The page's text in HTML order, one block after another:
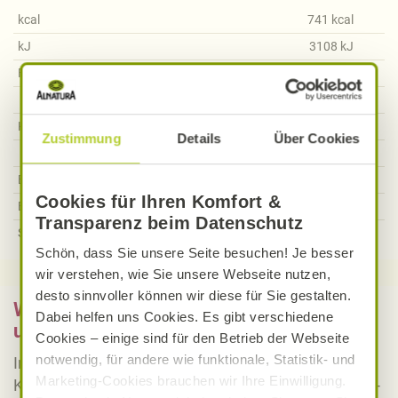
Zustimmung Details Über Cookies
Cookies für Ihren Komfort &
Transparenz beim Datenschutz
Schön, dass Sie unsere Seite besuchen! Je besser
wir verstehen, wie Sie unsere Webseite nutzen,
desto sinnvoller können wir diese für Sie gestalten.
Dabei helfen uns Cookies. Es gibt verschiedene
Cookies – einige sind für den Betrieb der Webseite
notwendig, für andere wie funktionale, Statistik- und
Marketing-Cookies brauchen wir Ihre Einwilligung.
kcal
kJ
Fett
Davon gesättigte Fettsäuren
Kohlenhydrate
Ballaststoffe
Eiweiß
Salz
741 kcal
3108 kJ
9,58g
Was bedeutet vegan, vegetarisch, gluten-
und laktosefrei bei Alnatura Rezepten?
Informieren Sie sich über die genaue Erklärung der
Kennzeichnung von veganen, vegetarischen, gluten-